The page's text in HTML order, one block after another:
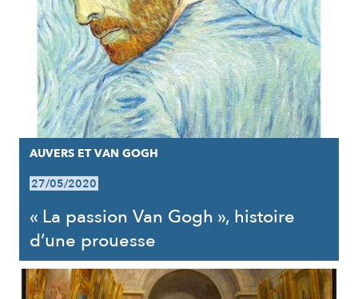
AUVERS ET VAN GOGH
27/05/2020
« La passion Van Gogh », histoire
d’une prouesse